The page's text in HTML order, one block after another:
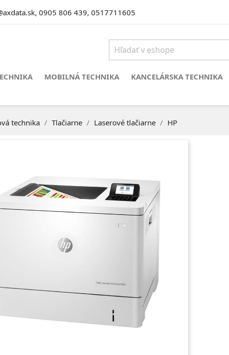
, 0905 806 439, 0517711605
MOBILNÁ TECHNIKA KANCELÁRSKA TECHNIKA
technika Tlačiarne Laserové tlačiarne HP